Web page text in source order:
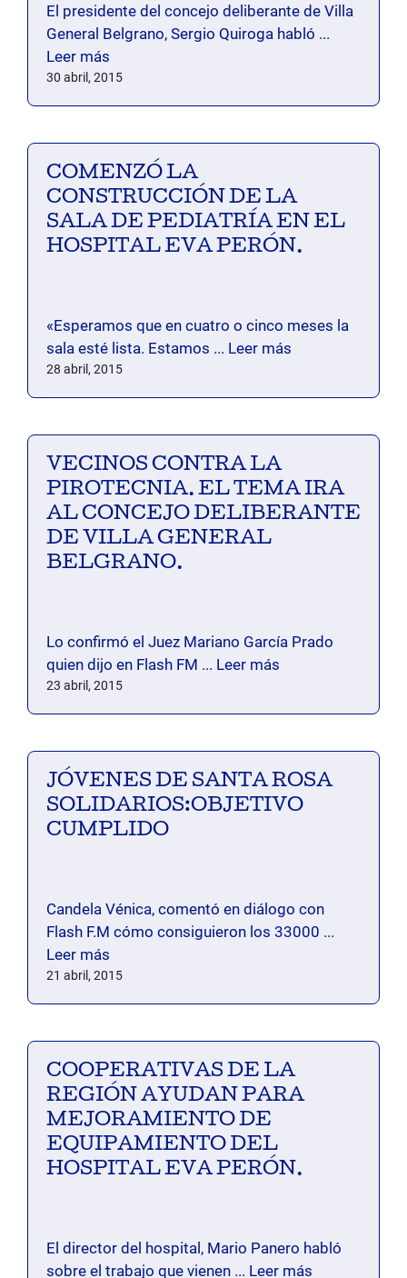
El presidente del concejo deliberante de Villa
General Belgrano, Sergio Quiroga habló ...
Leer más
30 abril, 2015
COMENZÓ LA
CONSTRUCCIÓN DE LA
SALA DE PEDIATRÍA EN EL
HOSPITAL EVA PERÓN.
«Esperamos que en cuatro o cinco meses la
sala esté lista. Estamos ... Leer más
28 abril, 2015
VECINOS CONTRA LA
PIROTECNIA. EL TEMA IRA
AL CONCEJO DELIBERANTE
DE VILLA GENERAL
BELGRANO.
Lo confirmó el Juez Mariano García Prado
quien dijo en Flash FM ... Leer más
23 abril, 2015
JÓVENES DE SANTA ROSA
SOLIDARIOS:OBJETIVO
CUMPLIDO
Candela Vénica, comentó en diálogo con
Flash F.M cómo consiguieron los 33000 ...
Leer más
21 abril, 2015
COOPERATIVAS DE LA
REGIÓN AYUDAN PARA
MEJORAMIENTO DE
EQUIPAMIENTO DEL
HOSPITAL EVA PERÓN.
El director del hospital, Mario Panero habló
sobre el trabajo que vienen ... Leer más